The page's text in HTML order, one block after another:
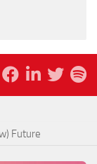
Future